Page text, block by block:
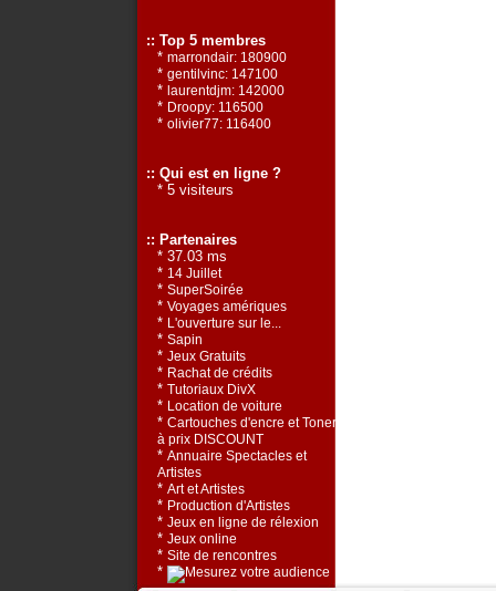
:: Top 5 membres
* marrondair: 180900
* gentilvinc: 147100
* laurentdjm: 142000
* Droopy: 116500
* olivier77: 116400
:: Qui est en ligne ?
* 5 visiteurs
:: Partenaires
* 37.03 ms
* 14 Juillet
* SuperSoirée
* Voyages amériques
* L'ouverture sur le...
* Sapin
* Jeux Gratuits
* Rachat de crédits
* Tutoriaux DivX
* Location de voiture
* Cartouches d'encre et Toners
à prix DISCOUNT
* Annuaire Spectacles et
Artistes
* Art et Artistes
* Production d'Artistes
* Jeux en ligne de rélexion
* Jeux online
* Site de rencontres
*